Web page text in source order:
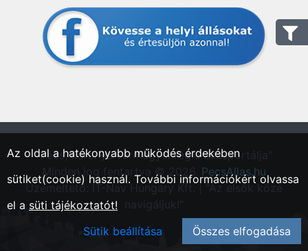
"Pécs, Baranya vármegyei régió állásportálja"
Minden jog fentartva © 2026. PecsAllas.hu
Üzemeltető: IT-Nav Hungary Kft. | "Az elsők közé
Az oldal a hatékonyabb működés érdekében
sütiket(cookie) használ. További információkért olvassa
el a süti tájékoztatót!
Sütik beállítása
Összes elfogadása